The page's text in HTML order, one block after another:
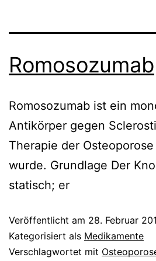
Romosozumab
Romosozumab ist ein
Antikörper gegen
Therapie der
wurde. Grundlage Der
statisch; er
Veröffentlicht am 28. Februar
Kategorisiert als Medikamente
Verschlagwortet mit